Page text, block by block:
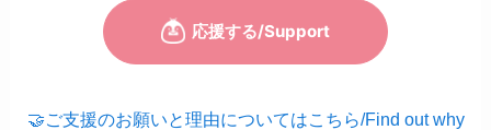
🤝ご支援のお願いと理由についてはこちら/Find out why